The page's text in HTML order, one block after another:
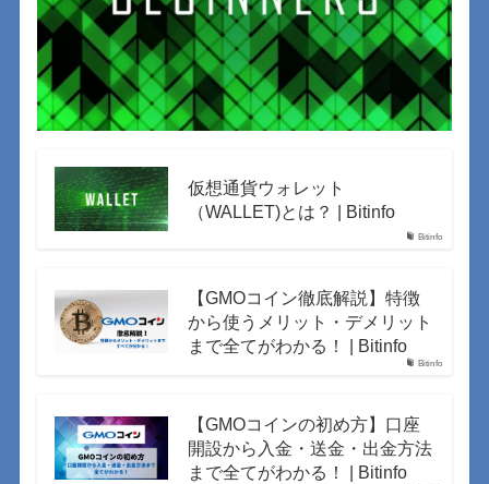
Bitinfo
仮想通貨ウォレット
（WALLET)とは？ | Bitinfo
Bitinfo
【GMOコイン徹底解説】特徴
から使うメリット・デメリット
まで全てがわかる！ | Bitinfo
【GMOコインの初め方】口座
開設から入金・送金・出金方法
まで全てがわかる！ | Bitinfo